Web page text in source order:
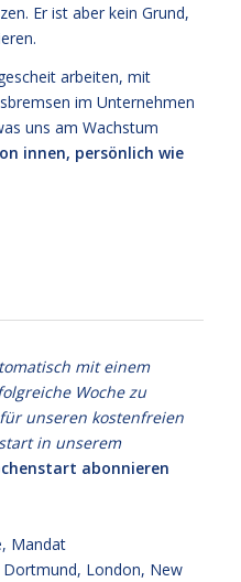
Er ist aber kein Grund,
arbeiten, mit
im Unternehmen
uns am Wachstum
innen, persönlich wie
mit einem
Woche zu
unseren kostenfreien
in unserem
abonnieren
, Mandat
London, New